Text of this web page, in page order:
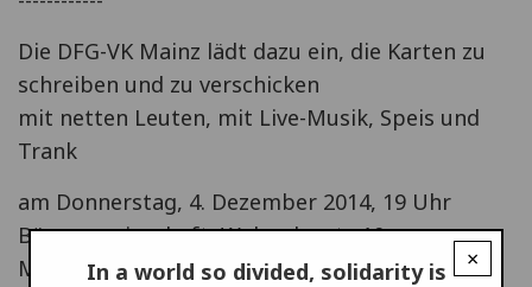
Die DFG-VK Mainz lädt dazu ein, die Karten zu
schreiben und zu verschicken
mit netten Leuten, mit Live-Musik, Speis und
Trank
am Donnerstag, 4. Dezember 2014, 19 Uhr
Bürogemeinschaft, Walpodenstr. 10,
MAINZ
×
In a world so divided, solidarity is